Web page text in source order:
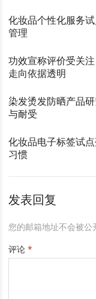
化妆品个性化服务
管理
功效宣称评价受关
走向依据透明
染发烫发防晒产品
与耐受
化妆品电子标签试
习惯
发表回复
您的邮箱地址不会被公
评论*